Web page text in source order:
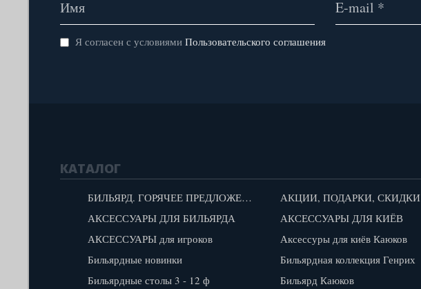
Я согласен с условиями Пользовательского соглашения
КАТАЛОГ
БИЛЬЯРД. ГОРЯЧЕЕ ПРЕДЛОЖЕНИЕ!
АКЦИИ, ПОДАРКИ, СКИДКИ
АКСЕССУАРЫ ДЛЯ БИЛЬЯРДА
АКСЕССУАРЫ ДЛЯ КИЁВ
АКСЕССУАРЫ для игроков
Аксессуры для киёв Каюков
Бильярдные новинки
Бильярдная коллекция Генрих
Бильярдные столы 3 - 12 ф
Бильярд Каюков